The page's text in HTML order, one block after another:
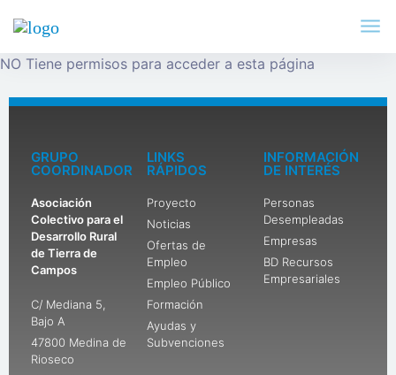
NO Tiene permisos para acceder a esta página
GRUPO
COORDINADOR
Asociación
Colectivo para el
Desarrollo Rural
de Tierra de
Campos
C/ Mediana 5,
Bajo A
47800 Medina de
Rioseco
LINKS
RÁPIDOS
Proyecto
Noticias
Ofertas de
Empleo
Empleo Público
Formación
Ayudas y
Subvenciones
INFORMACIÓN
DE INTERÉS
Personas
Desempleadas
Empresas
BD Recursos
Empresariales